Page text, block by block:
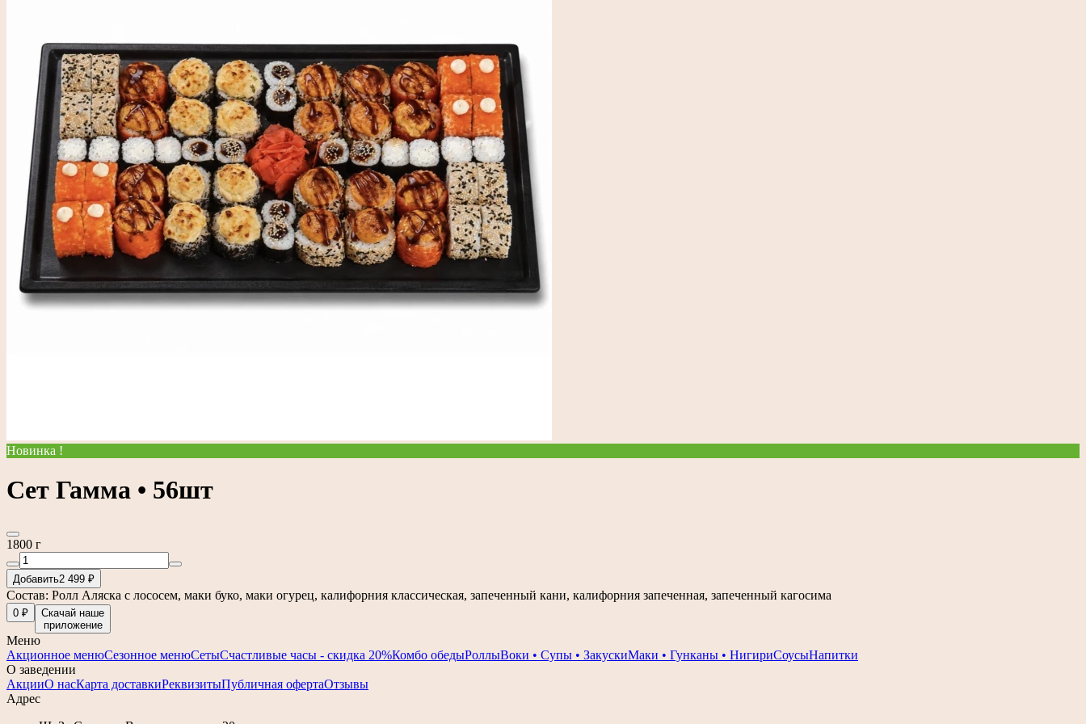
Новинка !
Сет Гамма • 56шт
1800 г
Добавить2 499 ₽
Состав: Ролл Аляска с лососем, маки буко, маки огурец, калифорния классическая, запеченный кани, калифорния запеченная, запеченный кагосима
0 ₽
Скачай наше
приложение
Меню
Акционное менюСезонное менюСетыСчастливые часы - скидка 20%Комбо обедыРоллыВоки • Супы • ЗакускиМаки • Гунканы • НигириСоусыНапитки
О заведении
АкцииО насКарта доставкиРеквизитыПубличная офертаОтзывы
Адрес